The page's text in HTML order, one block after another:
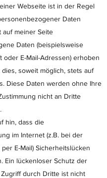
Webseite ist in der Regel
Daten
auf meiner Seite
Daten (beispielsweise
oder E-Mail-Adressen) erhoben
soweit möglich, stets auf
Diese Daten werden ohne Ihre
nicht an Dritte
hin, dass die
im Internet (z.B. bei der
E-Mail) Sicherheitslücken
Ein lückenloser Schutz der
durch Dritte ist nicht